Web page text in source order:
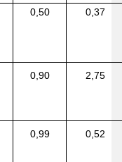
0,50 0,37
0,90 2,75
0,99 0,52